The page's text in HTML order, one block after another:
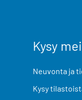
Kysy
Neuvonta ja
Kysy